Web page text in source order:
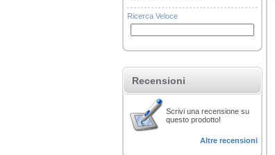
Ricerca Veloce
Recensioni
Scrivi una recensione su
questo prodotto!
Altre recensioni